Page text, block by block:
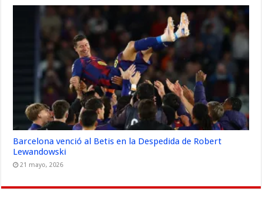
Barcelona venció al Betis en la Despedida de Robert
Lewandowski
21 mayo, 2026